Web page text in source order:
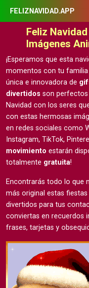
FELIZNAVIDAD.APP
Feliz
Imágenes
¡Esperamos que esta
momentos con tu familia
única e innovadora de
divertidos son
Navidad con los seres
con estas hermosas
en redes sociales como
Instagram, TikTok,
movimiento estarán
totalmente gratuita!
Encontrarás todo lo que
más original estas
divertidos para tus
conviertas en recuerdos
frases, tarjetas y